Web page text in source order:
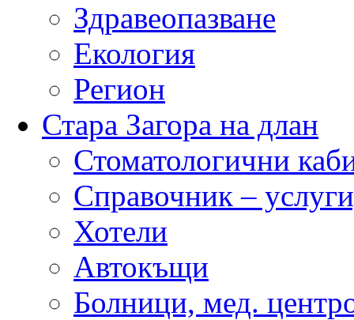
Здравеопазване
Екология
Регион
Стара Загора на длан
Стоматологични
Справочник –
Хотели
Автокъщи
Болници, мед.